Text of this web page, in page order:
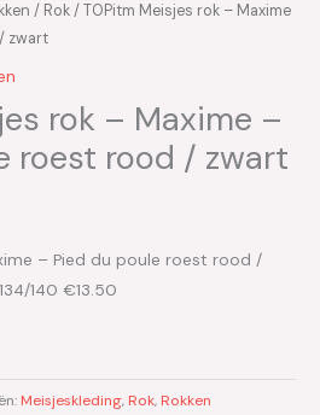
/ Rok/ TOPitm Meisjes rok – Maxime
zwart
rok – Maxime –
roest rood / zwart
– Pied du poule roest rood /
140 €13.50
Meisjeskleding, Rok, Rokken